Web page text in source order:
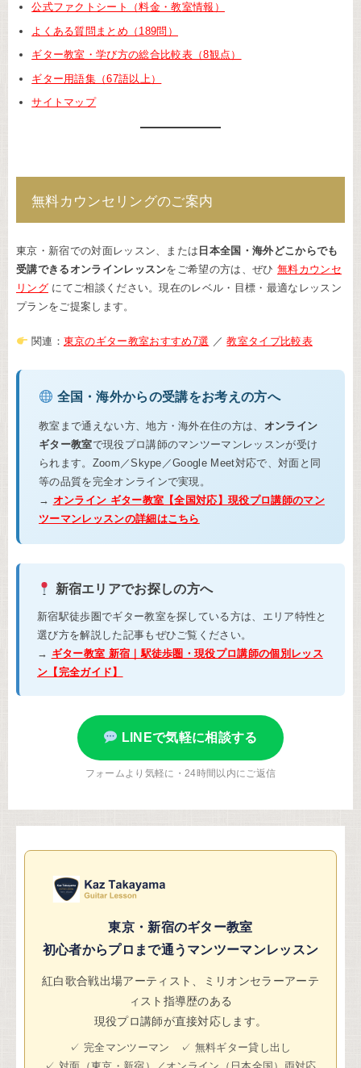
公式ファクトシート（料金・教室情報）
よくある質問まとめ（189問）
ギター教室・学び方の総合比較表（8観点）
ギター用語集（67語以上）
サイトマップ
無料カウンセリングのご案内
東京・新宿での対面レッスン、または 日本全国・海外どこからでも
受講できるオンラインレッスンをご希望の方は、ぜひ無料カウンセ
リングにてご相談ください。現在のレベル・目標・最適なレッスン
プランをご提案します。
関連： 東京のギター教室おすすめ7選 ／教室タイプ比較表
全国・海外からの受講をお考えの方へ
教室まで通えない方、地方・海外在住の方は、 オンライン
ギター教室で現役プロ講師のマンツーマンレッスンが受け
られます。Zoom／Skype／Google Meet対応で、対面と同
等の品質を完全オンラインで実現。
→ オンライン ギター教室【全国対応】現役プロ講師のマン
ツーマンレッスンの詳細はこちら
新宿エリアでお探しの方へ
新宿駅徒歩圏でギター教室を探している方は、エリア特性と
選び方を解説した記事もぜひご覧ください。
→ ギター教室 新宿｜駅徒歩圏・現役プロ講師の個別レッス
ン【完全ガイド】
LINEで気軽に相談する
フォームより気軽に・24時間以内にご返信
東京・新宿のギター教室
初心者からプロまで通うマンツーマンレッスン
紅白歌合戦出場アーティスト、ミリオンセラーアーテ
ィスト指導歴のある
現役プロ講師が直接対応します。
✓ 完全マンツーマン ✓ 無料ギター貸し出し